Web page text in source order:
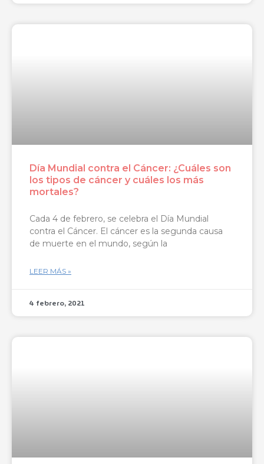
Día Mundial contra el Cáncer: ¿Cuáles son
los tipos de cáncer y cuáles los más
mortales?
Cada 4 de febrero, se celebra el Día Mundial
contra el Cáncer. El cáncer es la segunda causa
de muerte en el mundo, según la
LEER MÁS »
4 febrero, 2021